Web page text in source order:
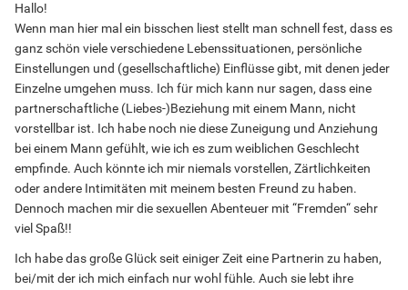
Hallo!
Wenn man hier mal ein bisschen liest stellt man schnell fest, dass es
ganz schön viele verschiedene Lebenssituationen, persönliche
Einstellungen und (gesellschaftliche) Einflüsse gibt, mit denen jeder
Einzelne umgehen muss. Ich für mich kann nur sagen, dass eine
partnerschaftliche (Liebes-)Beziehung mit einem Mann, nicht
vorstellbar ist. Ich habe noch nie diese Zuneigung und Anziehung
bei einem Mann gefühlt, wie ich es zum weiblichen Geschlecht
empfinde. Auch könnte ich mir niemals vorstellen, Zärtlichkeiten
oder andere Intimitäten mit meinem besten Freund zu haben.
Dennoch machen mir die sexuellen Abenteuer mit “Fremden“ sehr
viel Spaß!!
Ich habe das große Glück seit einiger Zeit eine Partnerin zu haben,
bei/mit der ich mich einfach nur wohl fühle. Auch sie lebt ihre